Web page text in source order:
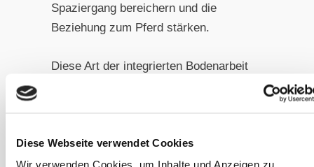
Diese Webseite verwendet Cookies
Wir verwenden Cookies, um Inhalte und Anzeigen zu
Spaziergang bereichern und die
Beziehung zum Pferd stärken.
Diese Art der integrierten Bodenarbeit
nur auf dem Trainingsplatz gelten,
sondern überall dort, wo Mensch und